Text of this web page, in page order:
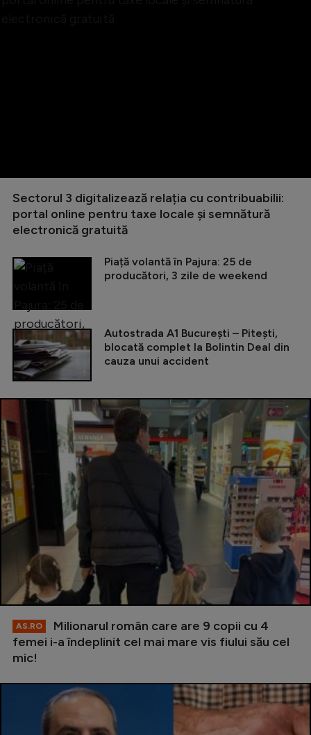
Sectorul 3 digitalizează relația cu contribuabilii:
portal online pentru taxe locale și semnătură
electronică gratuită
Piață volantă în Pajura: 25 de
producători, 3 zile de weekend
Autostrada A1 București – Pitești,
blocată complet la Bolintin Deal din
cauza unui accident
AS.RO
Milionarul român care are 9 copii cu 4
femei i-a îndeplinit cel mai mare vis fiului său cel
mic!